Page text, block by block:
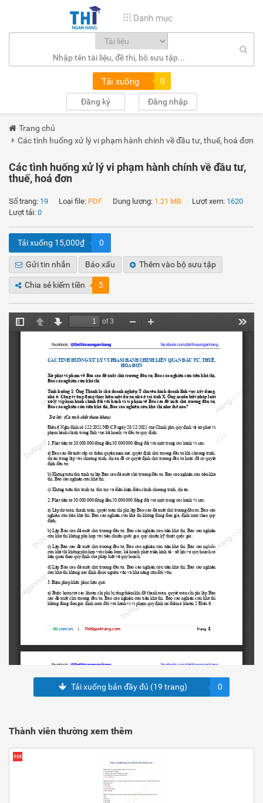
Danh mục
Tải xuống 0
Đăng ký Đăng nhập
Trang chủ
Các tình huống xử lý vi phạm hành chính về đầu tư, thuế, hoá đơn
Các tình huống xử lý vi phạm hành chính về đầu tư,
thuế, hoá đơn
Số trang: 19 Loại file: PDF Dung lượng: 1.21 MB Lượt xem: 1620
Lượt tải: 0
Tải xuống 15,000₫ 0
Gửi tin nhắn Báo xấu Thêm vào bộ sưu tập
Chia sẻ kiếm tiền 5
Tải xuống bản đầy đủ (19 trang) 0
Thành viên thường xem thêm